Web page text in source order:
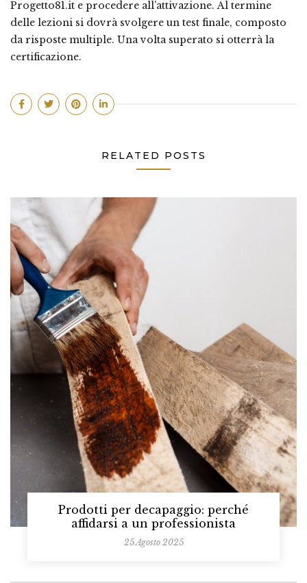
Progetto81.it e procedere all’attivazione. Al termine
delle lezioni si dovrà svolgere un test finale, composto
da risposte multiple. Una volta superato si otterrà la
certificazione.
RELATED POSTS
Prodotti per decapaggio: perché
affidarsi a un professionista
25 Agosto 2025